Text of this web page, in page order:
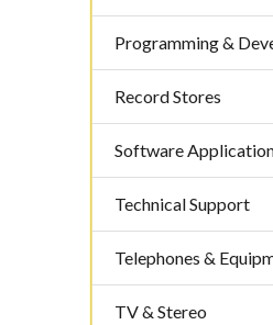
Programming &
Record Stores
Software
Technical Support
Telephones &
TV & Stereo